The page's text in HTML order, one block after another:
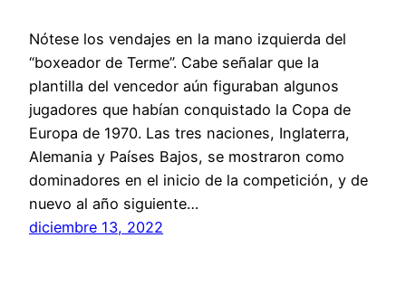
Nótese los vendajes en la mano izquierda del
“boxeador de Terme”. Cabe señalar que la
plantilla del vencedor aún figuraban algunos
jugadores que habían conquistado la Copa de
Europa de 1970. Las tres naciones, Inglaterra,
Alemania y Países Bajos, se mostraron como
dominadores en el inicio de la competición, y de
nuevo al año siguiente…
diciembre 13, 2022